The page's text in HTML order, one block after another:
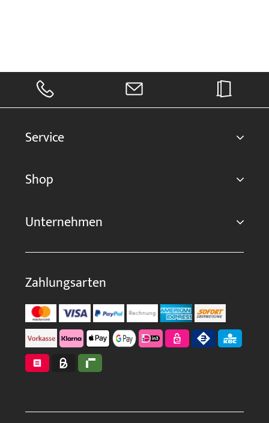
Service
Shop
Unternehmen
Zahlungsarten